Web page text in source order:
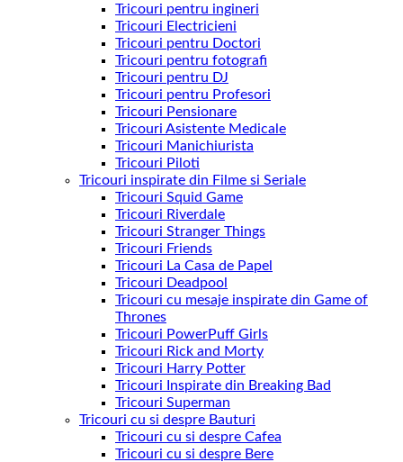
Tricouri pentru ingineri
Tricouri Electricieni
Tricouri pentru Doctori
Tricouri pentru fotografi
Tricouri pentru DJ
Tricouri pentru Profesori
Tricouri Pensionare
Tricouri Asistente Medicale
Tricouri Manichiurista
Tricouri Piloti
Tricouri inspirate din Filme si Seriale
Tricouri Squid Game
Tricouri Riverdale
Tricouri Stranger Things
Tricouri Friends
Tricouri La Casa de Papel
Tricouri Deadpool
Tricouri cu mesaje inspirate din Game of
Thrones
Tricouri PowerPuff Girls
Tricouri Rick and Morty
Tricouri Harry Potter
Tricouri Inspirate din Breaking Bad
Tricouri Superman
Tricouri cu si despre Bauturi
Tricouri cu si despre Cafea
Tricouri cu si despre Bere